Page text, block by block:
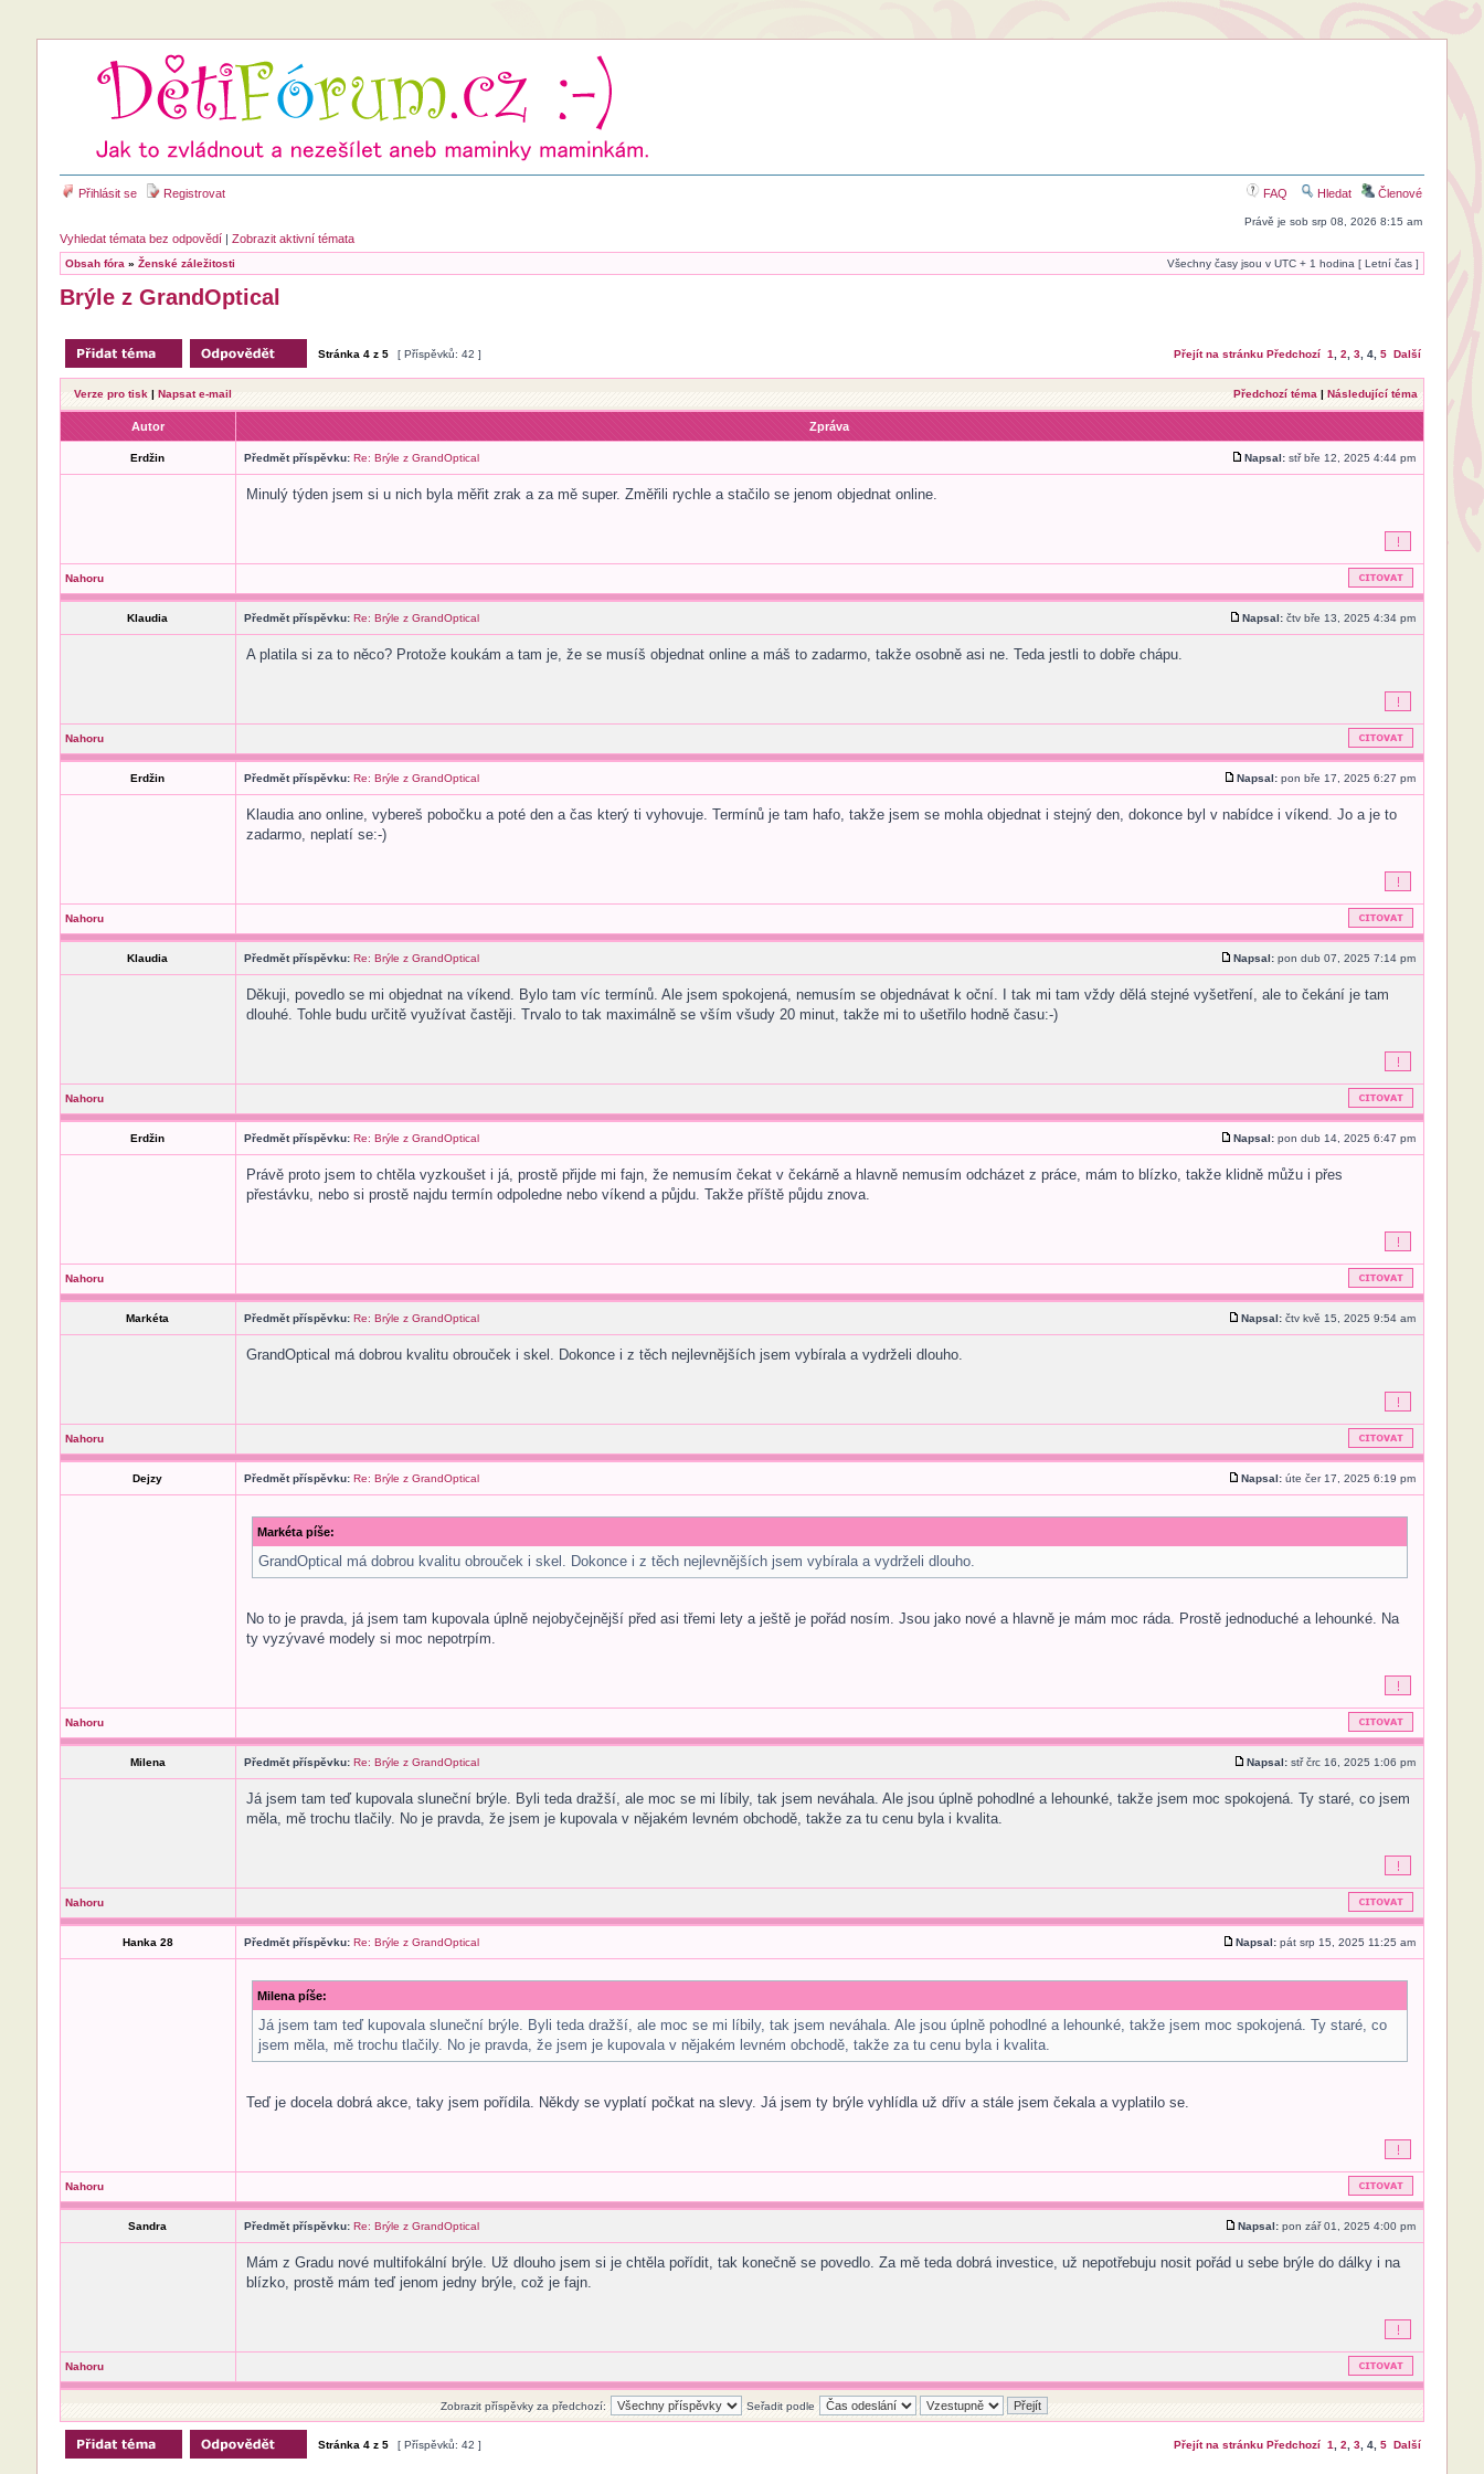
Přihlásit se Registrovat FAQ Hledat Členové
Právě je sob srp 08, 2026 8:15 am
Vyhledat témata bez odpovědí| Zobrazit aktivní témata
Obsah fóra » Ženské záležitosti Všechny časy jsou v UTC + 1 hodina [ Letní čas ]
Brýle z GrandOptical
Stránka 4z 5 [ Příspěvků: 42 ] Přejít na stránku Předchozí 1 2 3, 4, 5 Další
Verze pro tisk | Napsat e-mail Předchozí téma | Následující téma
Autor Zpráva
Erdžin Předmět příspěvku: Re: Brýle z GrandOptical Napsal:stř bře 12, 2025 4:44 pm
Minulý týden jsem si u nich byla měřit zrak a za mě super. Změřili rychle a stačilo se jenom objednat online.
Nahoru
Klaudia Předmět příspěvku: Re: Brýle z GrandOptical Napsal:čtv bře 13, 2025 4:34 pm
A platila si za to něco? Protože koukám a tam je, že se musíš objednat online a máš to zadarmo, takže osobně asi ne. Teda jestli to dobře chápu.
Nahoru
Erdžin Předmět příspěvku: Re: Brýle z GrandOptical Napsal:pon bře 17, 2025 6:27 pm
Klaudia ano online, vybereš pobočku a poté den a čas který ti vyhovuje. Termínů je tam hafo, takže jsem se mohla objednat i stejný den, dokonce byl v nabídce i víkend. Jo a je to
zadarmo, neplatí se:-)
Nahoru
Klaudia Předmět příspěvku: Re: Brýle z GrandOptical Napsal:pon dub 07, 2025 7:14 pm
Děkuji, povedlo se mi objednat na víkend. Bylo tam víc termínů. Ale jsem spokojená, nemusím se objednávat k oční. I tak mi tam vždy dělá stejné vyšetření, ale to čekání je tam
dlouhé. Tohle budu určitě využívat častěji. Trvalo to tak maximálně se vším všudy 20 minut, takže mi to ušetřilo hodně času:-)
Nahoru
Erdžin Předmět příspěvku: Re: Brýle z GrandOptical Napsal:pon dub 14, 2025 6:47 pm
Právě proto jsem to chtěla vyzkoušet i já, prostě přijde mi fajn, že nemusím čekat v čekárně a hlavně nemusím odcházet z práce, mám to blízko, takže klidně můžu i přes
přestávku, nebo si prostě najdu termín odpoledne nebo víkend a půjdu. Takže příště půjdu znova.
Nahoru
Markéta Předmět příspěvku: Re: Brýle z GrandOptical Napsal:čtv kvě 15, 2025 9:54 am
GrandOptical má dobrou kvalitu obrouček i skel. Dokonce i z těch nejlevnějších jsem vybírala a vydrželi dlouho.
Nahoru
Dejzy Předmět příspěvku: Re: Brýle z GrandOptical Napsal:úte čer 17, 2025 6:19 pm
Markéta píše:
GrandOptical má dobrou kvalitu obrouček i skel. Dokonce i z těch nejlevnějších jsem vybírala a vydrželi dlouho.
No to je pravda, já jsem tam kupovala úplně nejobyčejnější před asi třemi lety a ještě je pořád nosím. Jsou jako nové a hlavně je mám moc ráda. Prostě jednoduché a lehounké. Na
ty vyzývavé modely si moc nepotrpím.
Nahoru
Milena Předmět příspěvku: Re: Brýle z GrandOptical Napsal:stř črc 16, 2025 1:06 pm
Já jsem tam teď kupovala sluneční brýle. Byli teda dražší, ale moc se mi líbily, tak jsem neváhala. Ale jsou úplně pohodlné a lehounké, takže jsem moc spokojená. Ty staré, co jsem
měla, mě trochu tlačily. No je pravda, že jsem je kupovala v nějakém levném obchodě, takže za tu cenu byla i kvalita.
Nahoru
Hanka 28 Předmět příspěvku: Re: Brýle z GrandOptical Napsal:pát srp 15, 2025 11:25 am
Milena píše:
Já jsem tam teď kupovala sluneční brýle. Byli teda dražší, ale moc se mi líbily, tak jsem neváhala. Ale jsou úplně pohodlné a lehounké, takže jsem moc spokojená. Ty staré, co
jsem měla, mě trochu tlačily. No je pravda, že jsem je kupovala v nějakém levném obchodě, takže za tu cenu byla i kvalita.
Teď je docela dobrá akce, taky jsem pořídila. Někdy se vyplatí počkat na slevy. Já jsem ty brýle vyhlídla už dřív a stále jsem čekala a vyplatilo se.
Nahoru
Sandra Předmět příspěvku: Re: Brýle z GrandOptical Napsal:pon zář 01, 2025 4:00 pm
Mám z Gradu nové multifokální brýle. Už dlouho jsem si je chtěla pořídit, tak konečně se povedlo. Za mě teda dobrá investice, už nepotřebuju nosit pořád u sebe brýle do dálky i na
blízko, prostě mám teď jenom jedny brýle, což je fajn.
Nahoru
Zobrazit příspěvky za předchozí: Seřadit podle
Stránka 4z 5 [ Příspěvků: 42 ] Přejít na stránku Předchozí 1 2 3, 4, 5 Další